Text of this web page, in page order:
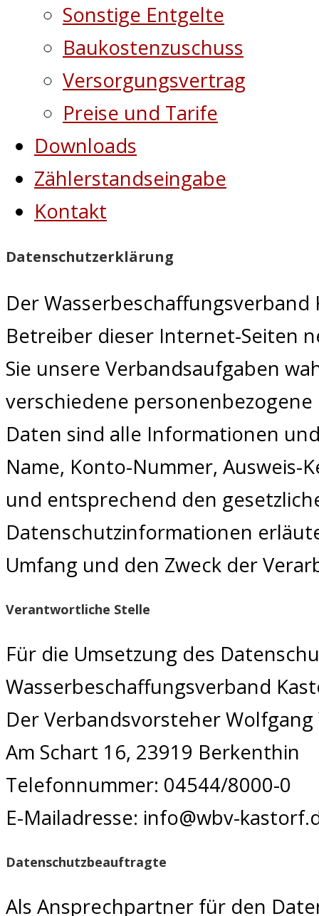
Sonstige Entgelte
Baukostenzuschuss
Versorgungsvertrag
Preise und Tarife
Downloads
Zählerstandseingabe
Kontakt
Datenschutzerklärung
Der
Betreiber dieser Internet-Seiten
Sie unsere Verbandsaufgaben
verschiedene
Daten sind alle Informationen
Name, Konto-Nummer,
und entsprechend den
Datenschutzinformationen
Umfang und den Zweck der
Verantwortliche Stelle
Für die Umsetzung des
Wasserbeschaffungsverband
Der Verbandsvorsteher
Am Schart 16, 23919 Berkenthin
Telefonnummer: 04544/8000-0
E-Mailadresse: info@wbv-
Datenschutzbeauftragte
Als Ansprechpartner für den